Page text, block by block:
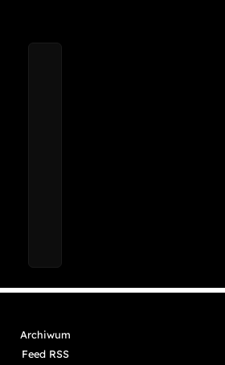
Archiwum
Feed RSS